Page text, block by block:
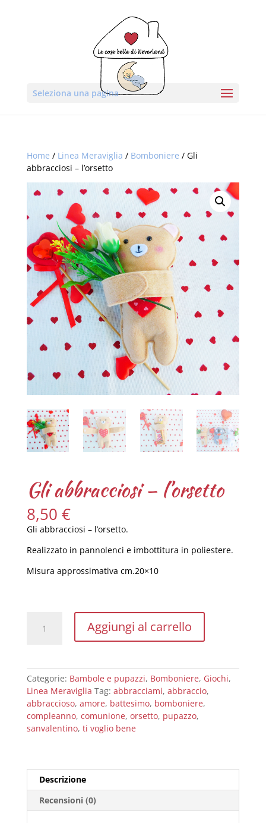
Seleziona una pagina
Home / Linea Meraviglia / Bomboniere / Gli
abbracciosi – l’orsetto
Gli abbracciosi – l’orsetto
8,50 €
Gli abbracciosi – l’orsetto.
Realizzato in pannolenci e imbottitura in poliestere.
Misura approssimativa cm.20×10
abbracciosi
quantità
Aggiungi al carrello
Categorie: Bambole e pupazzi, Bomboniere, Giochi,
Linea Meraviglia Tag: abbracciami, abbraccio,
abbraccioso, amore, battesimo, bomboniere,
compleanno, comunione, orsetto, pupazzo,
sanvalentino, ti voglio bene
Descrizione
Recensioni (0)